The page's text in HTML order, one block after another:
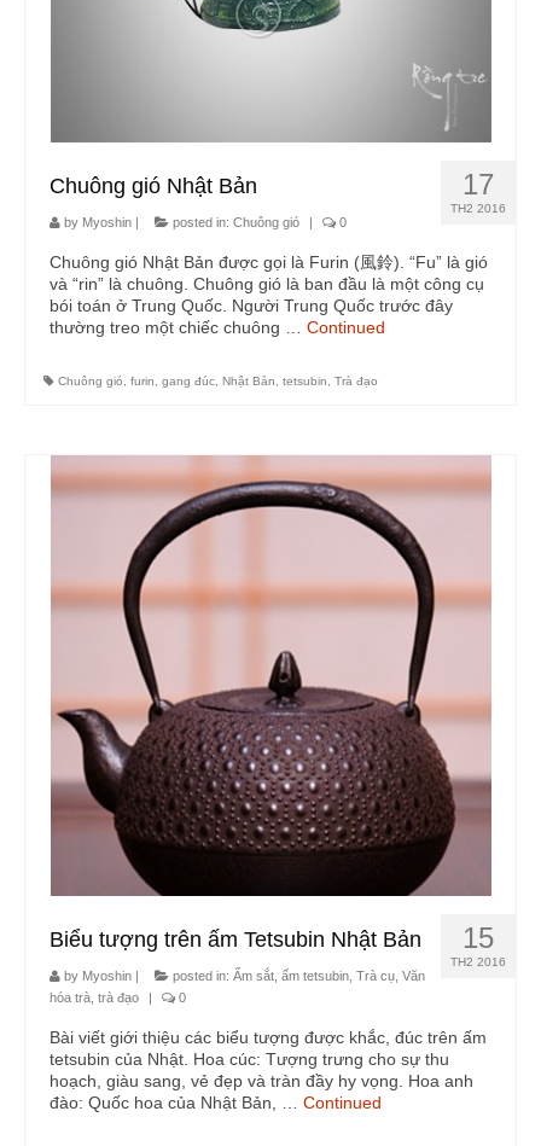
17
TH2 2016
Chuông gió Nhật Bản
by Myoshin | posted in: Chuông gió | 0
Chuông gió Nhật Bản được gọi là Furin (風鈴). “Fu” là gió
và “rin” là chuông. Chuông gió là ban đầu là một công cụ
bói toán ở Trung Quốc. Người Trung Quốc trước đây
thường treo một chiếc chuông … Continued
Chuông gió furin gang đúc Nhật Bản tetsubin Trà đạo
15
TH2 2016
Biểu tượng trên ấm Tetsubin Nhật Bản
by Myoshin | posted in: Ấm sắt, ấm tetsubin Trà cụ Văn
hóa trà, trà đạo
| 0
Bài viết giới thiệu các biểu tượng được khắc, đúc trên ấm
tetsubin của Nhật. Hoa cúc: Tượng trưng cho sự thu
hoạch, giàu sang, vẻ đẹp và tràn đầy hy vọng. Hoa anh
đào: Quốc hoa của Nhật Bản, … Continued